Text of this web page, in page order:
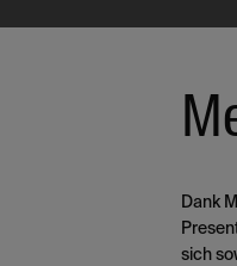
Dank
sich